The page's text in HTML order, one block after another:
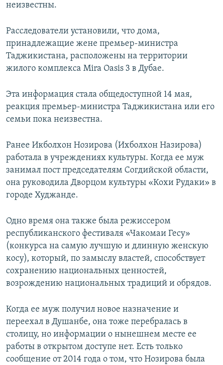
неизвестны.
Расследователи установили, что дома,
принадлежащие жене премьер-министра
Таджикистана, расположены на территории
жилого комплекса Mira Oasis 3 в Дубае.
Эта информация стала общедоступной 14 мая,
реакция премьер-министра Таджикистана или его
семьи пока неизвестна.
Ранее Икболхон Нозирова (Ихболхон Назирова)
работала в учреждениях культуры. Когда ее муж
занимал пост председателям Согдийской области,
она руководила Дворцом культуры «Кохи Рудаки» в
городе Худжанде.
Одно время она также была режиссером
республиканского фестиваля «Чакомаи Гесу»
(конкурса на самую лучшую и длинную женскую
косу), который, по замыслу властей, способствует
сохранению национальных ценностей,
возрождению национальных традиций и обрядов.
Когда ее муж получил новое назначение и
переехал в Душанбе, она тоже перебралась в
столицу, но информации о нынешнем месте ее
работы в открытом доступе нет. Есть только
сообщение от 2014 года о том, что Нозирова была